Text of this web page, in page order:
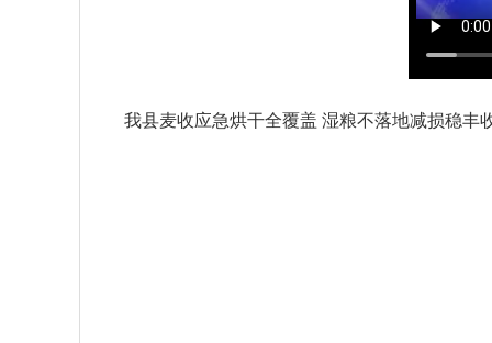
我县麦收应急烘干全覆盖 湿粮不落地减损稳丰